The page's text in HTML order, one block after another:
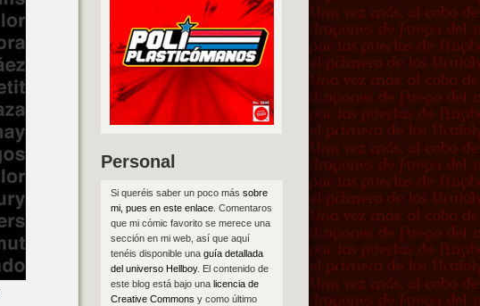
Personal
Si queréis saber un poco más sobre
mi, pues en este enlace. Comentaros
que mi cómic favorito se merece una
sección en mi web, así que aquí
tenéis disponible una guía detallada
del universo Hellboy. El contenido de
este blog está bajo una licencia de
Creative Commons y como último